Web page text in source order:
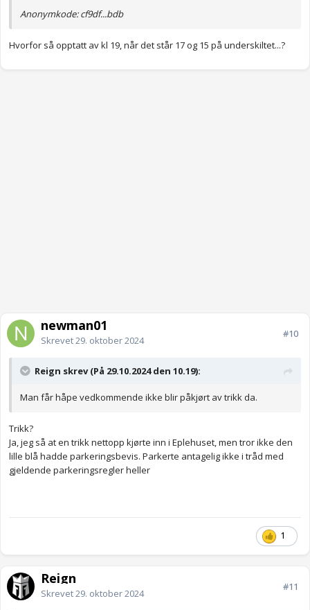
Anonymkode: cf9df...bdb
Hvorfor så opptatt av kl 19, når det står 17 og 15 på underskiltet...?
newman01
Skrevet29. oktober 2024
#10
Reign skrev (På 29.10.2024 den 10.19):
Man får håpe vedkommende ikke blir påkjørt av trikk da.
Trikk?
Ja, jeg så at en trikk nettopp kjørte inn i Eplehuset, men tror ikke den
lille blå hadde parkeringsbevis. Parkerte antagelig ikke i tråd med
gjeldende parkeringsregler heller
1
Reign
Skrevet29. oktober 2024
#11